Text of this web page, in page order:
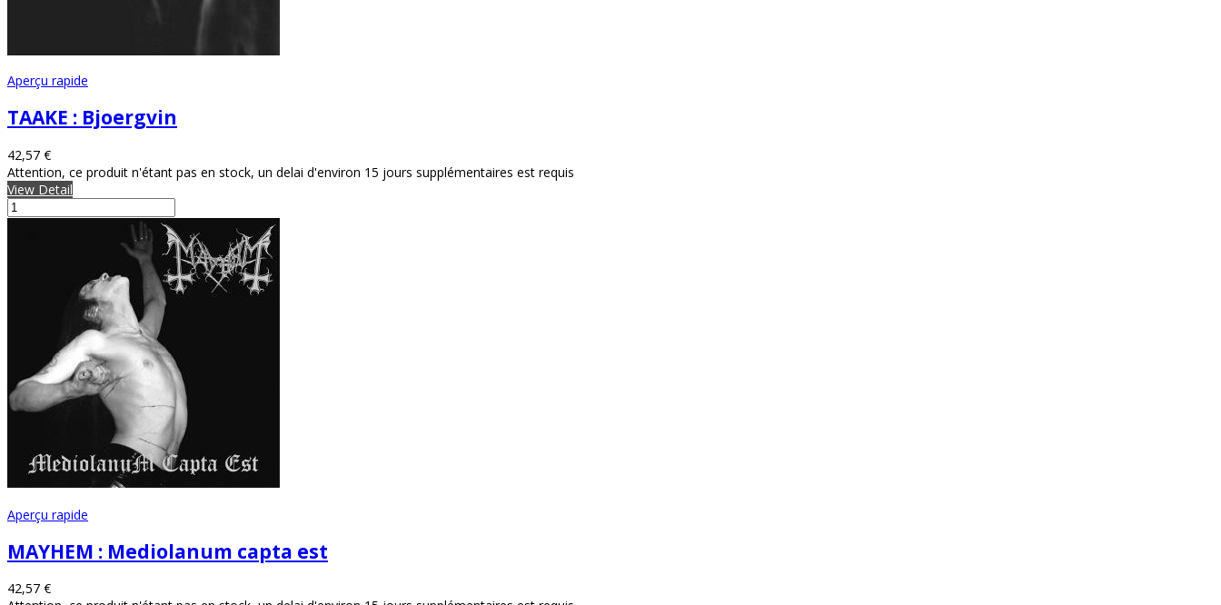
Aperçu rapide
TAAKE : Bjoergvin
42,57 €
Attention, ce produit n'étant pas en stock, un delai d'environ 15 jours supplémentaires est requis
View Detail
Aperçu rapide
MAYHEM : Mediolanum capta est
42,57 €